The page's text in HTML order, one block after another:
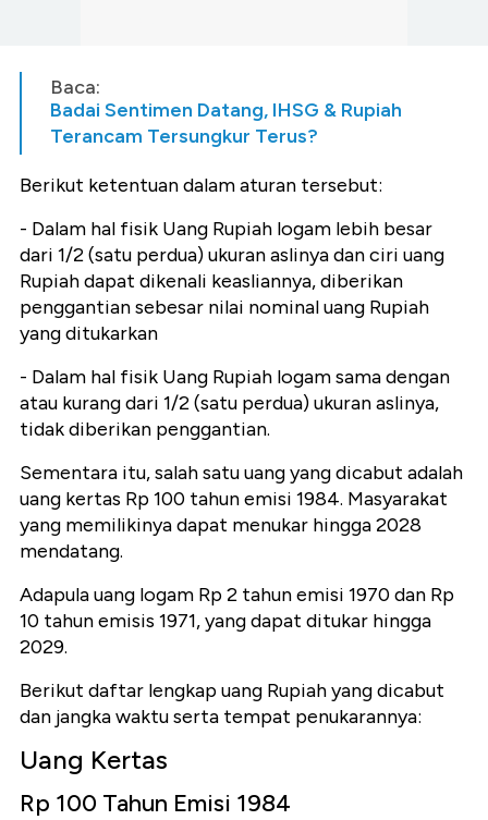
Baca:
Badai Sentimen Datang, IHSG & Rupiah
Terancam Tersungkur Terus?
Berikut ketentuan dalam aturan tersebut:
- Dalam hal fisik Uang Rupiah logam lebih besar
dari 1/2 (satu perdua) ukuran aslinya dan ciri uang
Rupiah dapat dikenali keasliannya, diberikan
penggantian sebesar nilai nominal uang Rupiah
yang ditukarkan
- Dalam hal fisik Uang Rupiah logam sama dengan
atau kurang dari 1/2 (satu perdua) ukuran aslinya,
tidak diberikan penggantian.
Sementara itu, salah satu uang yang dicabut adalah
uang kertas Rp 100 tahun emisi 1984. Masyarakat
yang memilikinya dapat menukar hingga 2028
mendatang.
Adapula uang logam Rp 2 tahun emisi 1970 dan Rp
10 tahun emisis 1971, yang dapat ditukar hingga
2029.
Berikut daftar lengkap uang Rupiah yang dicabut
dan jangka waktu serta tempat penukarannya:
Uang Kertas
Rp 100 Tahun Emisi 1984